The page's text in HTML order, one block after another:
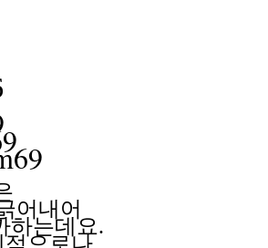
어내어
하는데요.